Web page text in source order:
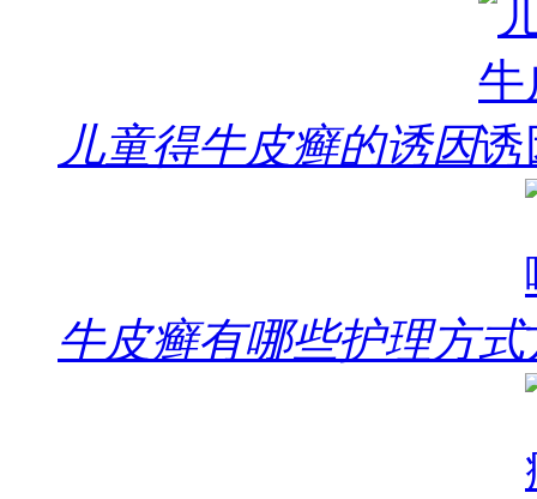
儿童得牛皮癣的诱因
牛皮癣有哪些护理方式